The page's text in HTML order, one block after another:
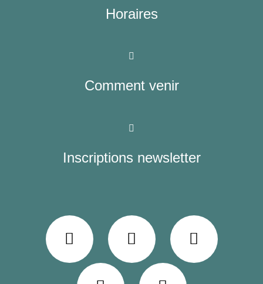
Horaires
Comment venir
Inscriptions newsletter